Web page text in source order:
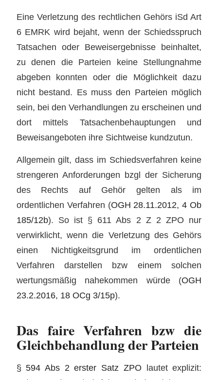
Eine Verletzung des rechtlichen Gehörs iSd Art
6 EMRK wird bejaht, wenn der Schiedsspruch
Tatsachen oder Beweisergebnisse beinhaltet,
zu denen die Parteien keine Stellungnahme
abgeben konnten oder die Möglichkeit dazu
nicht bestand. Es muss den Parteien möglich
sein, bei den Verhandlungen zu erscheinen und
dort mittels Tatsachenbehauptungen und
Beweisangeboten ihre Sichtweise kundzutun.
Allgemein gilt, dass im Schiedsverfahren keine
strengeren Anforderungen bzgl der Sicherung
des Rechts auf Gehör gelten als im
ordentlichen Verfahren (OGH 28.11.2012, 4 Ob
185/12b). So ist § 611 Abs 2 Z 2 ZPO nur
verwirklicht, wenn die Verletzung des Gehörs
einen Nichtigkeitsgrund im ordentlichen
Verfahren darstellen bzw einem solchen
wertungsmäßig nahekommen würde (OGH
23.2.2016, 18 OCg 3/15p).
Das faire Verfahren bzw die
Gleichbehandlung der Parteien
§ 594 Abs 2 erster Satz ZPO lautet explizit: